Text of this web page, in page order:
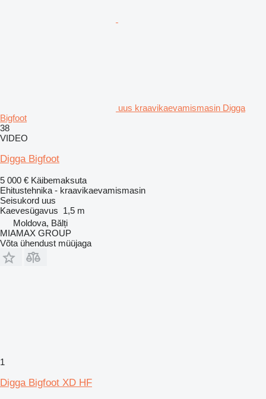
uus kraavikaevamismasin Digga
Bigfoot
38
VIDEO
Digga Bigfoot
5 000 € Käibemaksuta
Ehitustehnika - kraavikaevamismasin
Seisukord uus
Kaevesügavus 1,5 m
Moldova, Bălți
MIAMAX GROUP
Võta ühendust müüjaga
1
Digga Bigfoot XD HF